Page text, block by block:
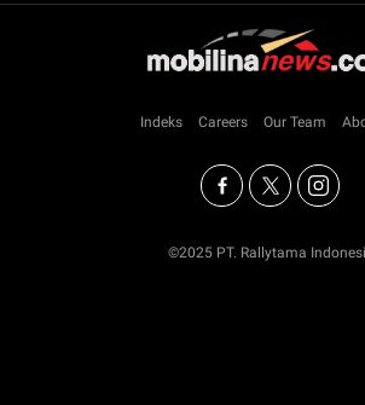
Indeks Careers Our Team
©2025 PT. Rallytama